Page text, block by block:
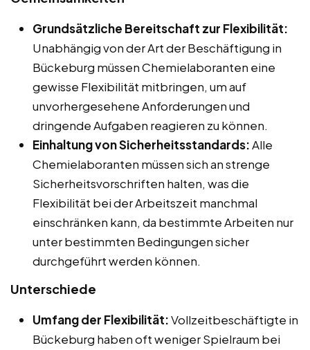
Grundsätzliche Bereitschaft zur Flexibilität:
Unabhängig von der Art der Beschäftigung in
Bückeburg müssen Chemielaboranten eine
gewisse Flexibilität mitbringen, um auf
unvorhergesehene Anforderungen und
dringende Aufgaben reagieren zu können.
Einhaltung von Sicherheitsstandards:Alle
Chemielaboranten müssen sich an strenge
Sicherheitsvorschriften halten, was die
Flexibilität bei der Arbeitszeit manchmal
einschränken kann, da bestimmte Arbeiten nur
unter bestimmten Bedingungen sicher
durchgeführt werden können.
Unterschiede
Umfang der Flexibilität:Vollzeitbeschäftigte in
Bückeburg haben oft weniger Spielraum bei